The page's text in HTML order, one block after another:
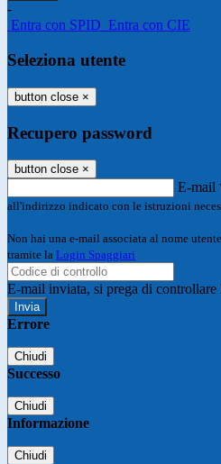
-
Entra con SPID Entra con CIE
Seleziona utente
button close ×
Recupero password
button close ×
E-mail
all'indirizzo indicato con le istruzioni
Non hai una e-mail associata al nome
tramite la Login Spaggiari
E-mail inviata, si prega di controllare
Errore
Chiudi
Successo
Chiudi
Informazione
Chiudi